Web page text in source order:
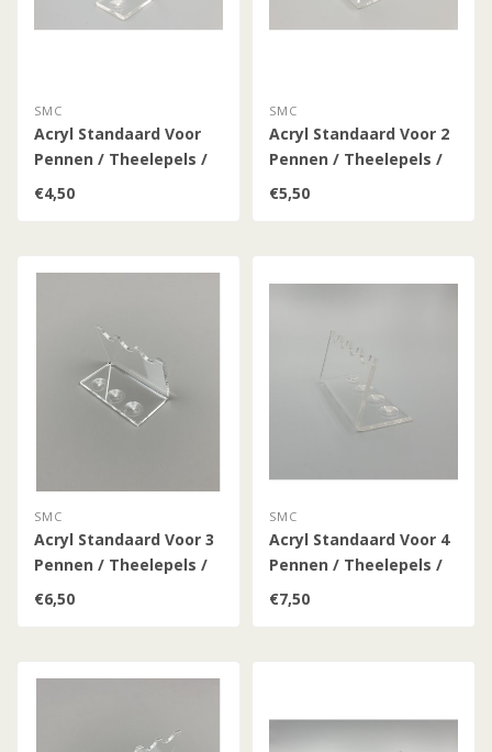
SMC
Acryl Standaard Voor
Pennen / Theelepels /
Hulzen (Klein)
€4,50
SMC
Acryl Standaard Voor 2
Pennen / Theelepels /
Hulzen (Klein)
€5,50
SMC
Acryl Standaard Voor 3
Pennen / Theelepels /
Hulzen (Klein)
€6,50
SMC
Acryl Standaard Voor 4
Pennen / Theelepels /
Hulzen (Klein)
€7,50